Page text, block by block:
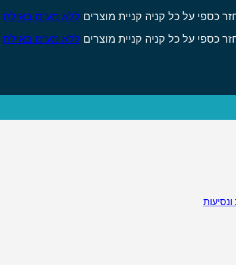
כספי על כל קניה קניית מוצרים ללא מע"מ באילת
כספי על כל קניה קניית מוצרים ללא מע"מ באילת
ונסיעות